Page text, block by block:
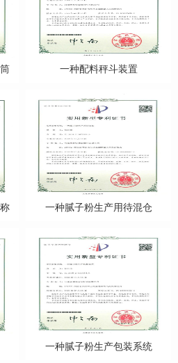
一种配料秤斗装置
一种腻子粉生产用待混仓
一种腻子粉生产包装系统